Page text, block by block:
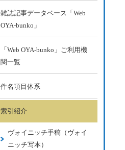
雑誌記事データベース「Web
OYA-bunko」
「Web OYA-bunko」ご利用機
関一覧
件名項目体系
索引紹介
ヴォイニッチ手稿（ヴォイ
ニッチ写本）